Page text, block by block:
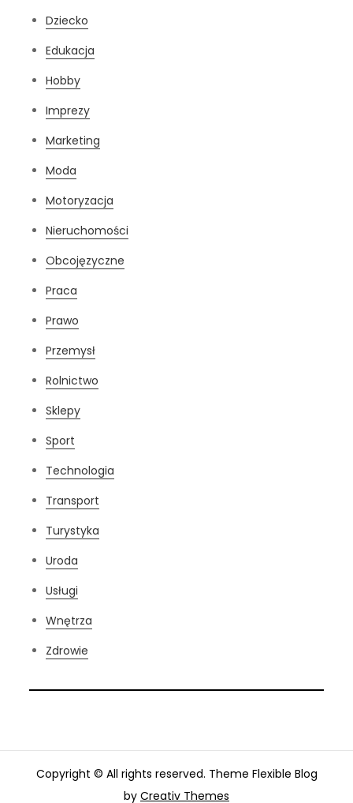
Dziecko
Edukacja
Hobby
Imprezy
Marketing
Moda
Motoryzacja
Nieruchomości
Obcojęzyczne
Praca
Prawo
Przemysł
Rolnictwo
Sklepy
Sport
Technologia
Transport
Turystyka
Uroda
Usługi
Wnętrza
Zdrowie
Copyright © All rights reserved. Theme Flexible Blog
by Creativ Themes